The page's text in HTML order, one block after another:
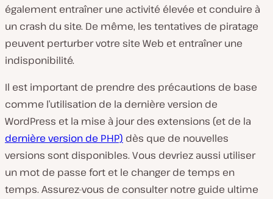
également entraîner une activité élevée et conduire à
un crash du site. De même, les tentatives de piratage
peuvent perturber votre site Web et entraîner une
indisponibilité.
Il est important de prendre des précautions de base
comme l’utilisation de la dernière version de
WordPress et la mise à jour des extensions (et de la
dernière version de PHP) dès que de nouvelles
versions sont disponibles. Vous devriez aussi utiliser
un mot de passe fort et le changer de temps en
temps. Assurez-vous de consulter notre guide ultime